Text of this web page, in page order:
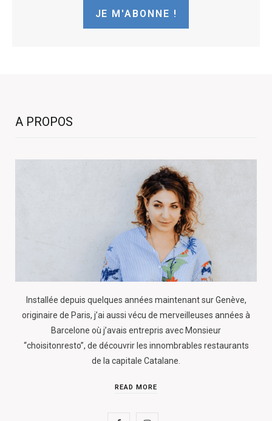
A PROPOS
Installée depuis quelques années maintenant sur Genève,
originaire de Paris, j’ai aussi vécu de merveilleuses années à
Barcelone où j’avais entrepris avec Monsieur
“choisitonresto”, de découvrir les innombrables restaurants
de la capitale Catalane.
READ MORE